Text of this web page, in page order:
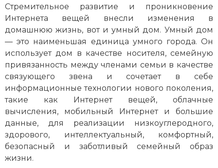
Стремительное развитие и проникновение
Интернета вещей внесли изменения в
домашнюю жизнь, вот и умный дом. Умный дом
— это наименьшая единица умного города. Он
использует дом в качестве носителя, семейную
привязанность между членами семьи в качестве
связующего звена и сочетает в себе
информационные технологии нового поколения,
такие как Интернет вещей, облачные
вычисления, мобильный Интернет и большие
данные, для реализации низкоуглеродного,
здорового, интеллектуальный, комфортный,
безопасный и заботливый семейный образ
жизни.